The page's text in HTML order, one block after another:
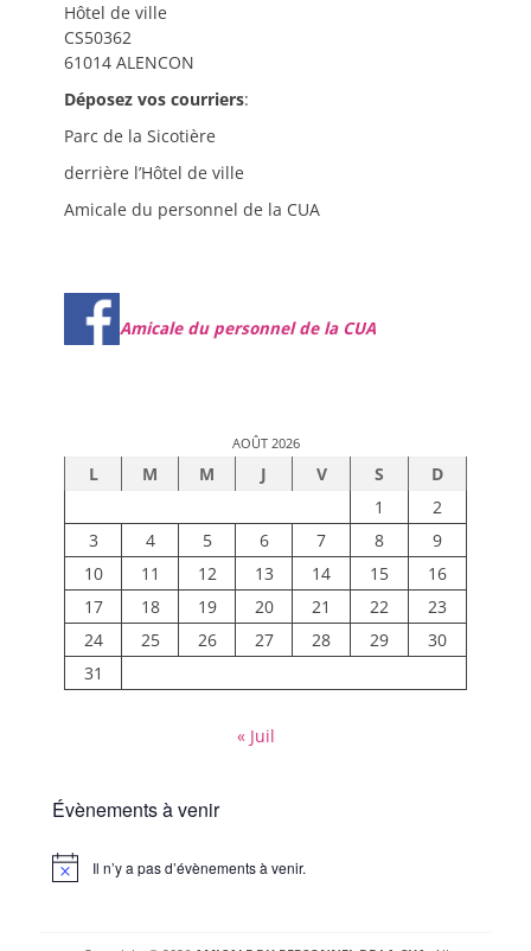
Hôtel de ville
CS50362
61014 ALENCON
Déposez vos courriers:
Parc de la Sicotière
derrière l’Hôtel de ville
Amicale du personnel de la CUA
Amicale du personnel de la CUA
AOÛT 2026
L M M J V S
D
1
2
3
4 5 6 7 8
9
10
11 12 13 14 15
16
17
18 19 20 21 22
23
24
25 26 27 28 29
30
31
« Juil
Évènements à venir
Notice Il n’y a pas d’évènements à venir.